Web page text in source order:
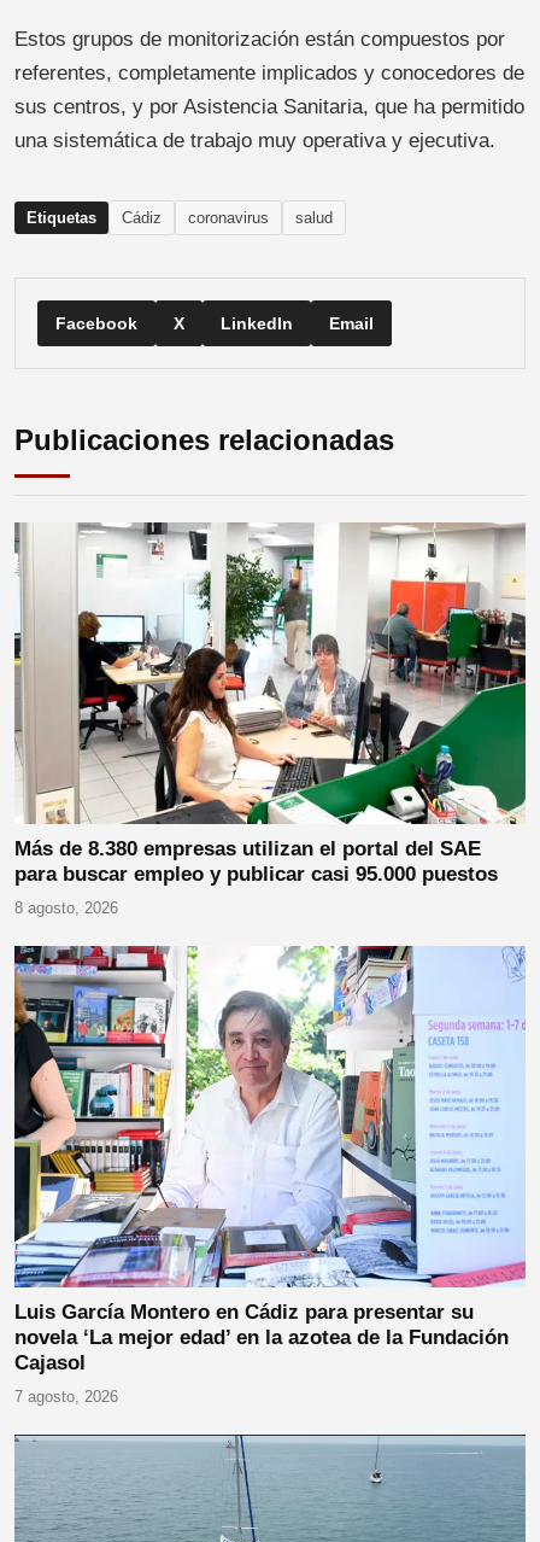
Estos grupos de monitorización están compuestos por
referentes, completamente implicados y conocedores de
sus centros, y por Asistencia Sanitaria, que ha permitido
una sistemática de trabajo muy operativa y ejecutiva.
Etiquetas Cádiz coronavirus salud
Facebook X LinkedIn Email
Publicaciones relacionadas
Más de 8.380 empresas utilizan el portal del SAE
para buscar empleo y publicar casi 95.000 puestos
8 agosto, 2026
Luis García Montero en Cádiz para presentar su
novela ‘La mejor edad’ en la azotea de la Fundación
Cajasol
7 agosto, 2026